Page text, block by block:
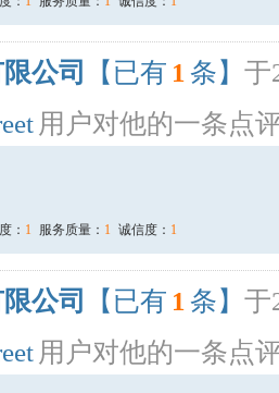
公司 【已有 1 条】 于
用户对他的一条点
： 1 服务质量： 1 诚信度： 1
公司 【已有 1 条】 于
用户对他的一条点